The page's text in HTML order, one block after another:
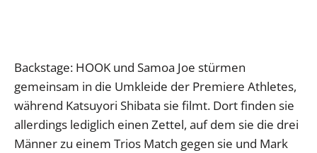
Backstage: HOOK und Samoa Joe stürmen
gemeinsam in die Umkleide der Premiere Athletes,
während Katsuyori Shibata sie filmt. Dort finden sie
allerdings lediglich einen Zettel, auf dem sie die drei
Männer zu einem Trios Match gegen sie und Mark